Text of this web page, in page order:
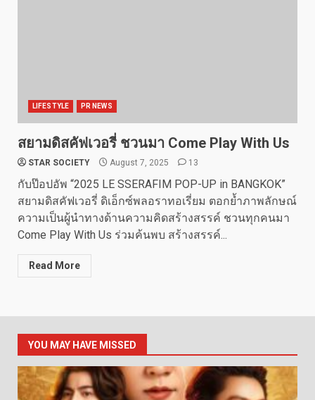
LIFESTYLE PR NEWS
สยามดิสคัฟเวอรี่ ชวนมา Come Play With Us
STAR SOCIETY August 7, 2025 13
กับป๊อปอัพ “2025 LE SSERAFIM POP-UP in BANGKOK”
สยามดิสคัฟเวอรี่ ดิเอ็กซ์พลอราทอเรี่ยม ตอกย้ำภาพลักษณ์
ความเป็นผู้นำทางด้านความคิดสร้างสรรค์ ชวนทุกคนมา
Come Play With Us ร่วมค้นพบ สร้างสรรค์...
Read More
YOU MAY HAVE MISSED